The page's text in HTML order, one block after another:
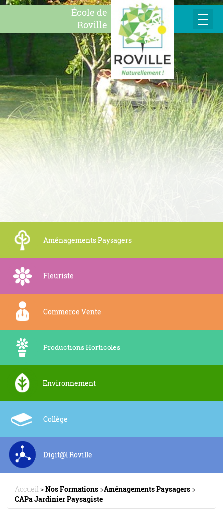
École de
Roville
Aménagements Paysagers
Fleuriste
Commerce Vente
Productions Horticoles
Environnement
Collège
Digit@l Roville
Accueil>Nos Formations >Aménagements Paysagers >
CAPa Jardinier Paysagiste